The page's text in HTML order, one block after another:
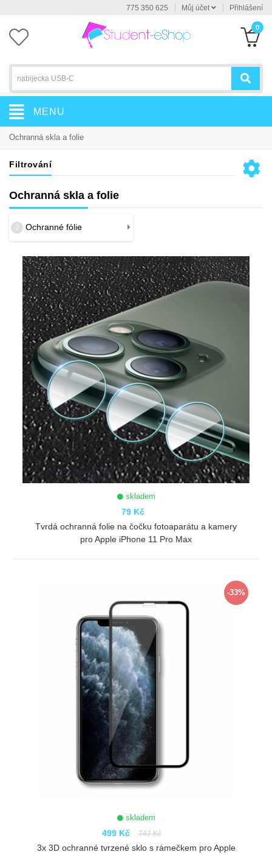
775 350 625 Můj účet Přihlášení
0
MENU
Ochranná skla a folie
Filtrování
Ochranná skla a folie
2 Ochranné fólie
skladem
79 Kč
Tvrdá ochranná folie na čočku fotoaparátu a kamery
pro Apple iPhone 11 Pro Max
-33%
skladem
499 Kč 747 Kč
3x 3D ochranné tvrzené sklo s rámečkem pro Apple